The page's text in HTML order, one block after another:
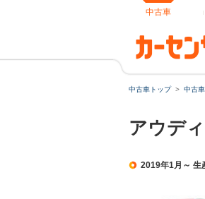
中古車
中古車トップ 中古
アウデ
2019年1月～ 生